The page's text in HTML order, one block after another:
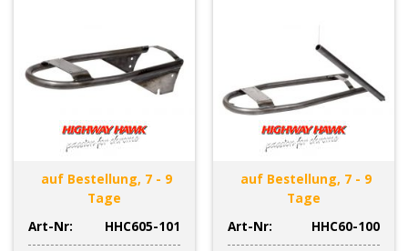
auf Bestellung, 7 - 9
Tage
Art-Nr:
HHC605-101
auf Bestellung, 7 - 9
Tage
Art-Nr:
HHC60-100